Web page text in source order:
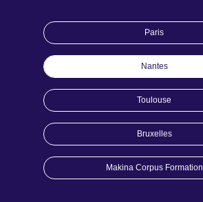
Paris
Nantes
Toulouse
Bruxelles
Makina Corpus Formation